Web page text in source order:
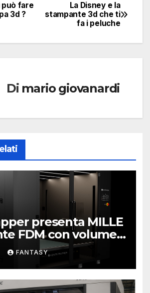
La Disney e la
stampante 3d che ti
fa i peluche
può fare
3d ?
Di mario giovanardi
presenta MILLE
FDM con volume
da un metro cubo
FANTASY